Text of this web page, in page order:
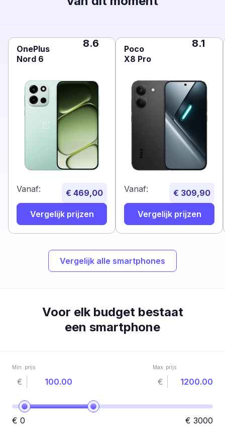
OnePlus
Nord 6
8.6
Vanaf: € 469,00
Vergelijk prijzen
Poco
X8 Pro
8.1
Vanaf: € 309,90
Vergelijk prijzen
Vergelijk alle smartphones
Voor elk budget bestaat
een smartphone
Min. prijs
€
Max. prijs
€
€ 0 € 3000